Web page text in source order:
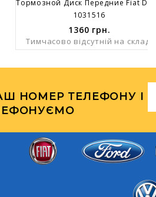
1031516
1360 грн.
Тимчасово відсутній на складі
НОМЕР ТЕЛЕФОНУ І